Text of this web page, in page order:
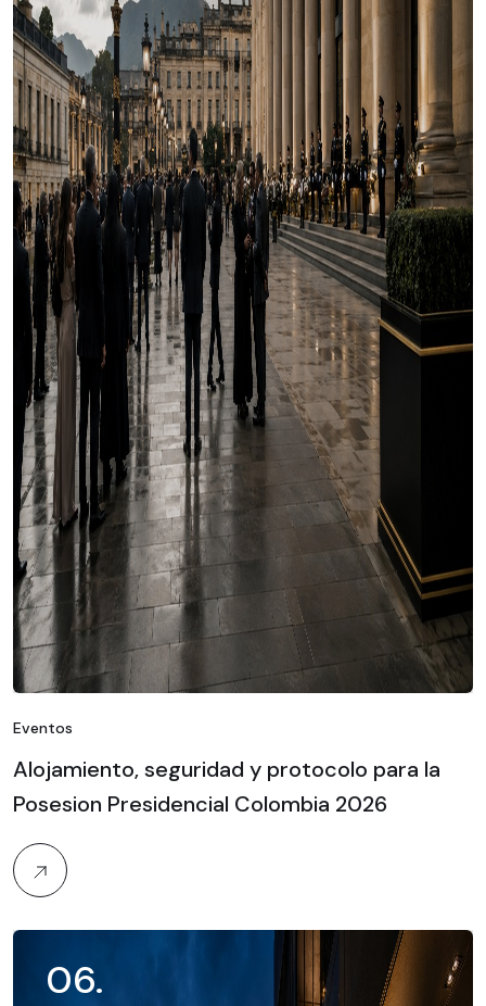
Eventos
Alojamiento, seguridad y protocolo para la
Posesion Presidencial Colombia 2026
06.